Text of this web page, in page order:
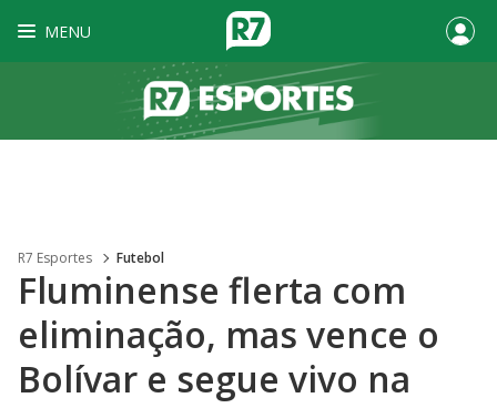
MENU
R7 Esportes Futebol
Fluminense flerta com
eliminação, mas vence o
Bolívar e segue vivo na